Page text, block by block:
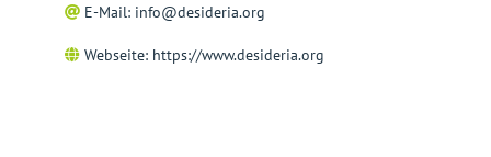
E-Mail: info@desideria.org
Webseite: https://www.desideria.org